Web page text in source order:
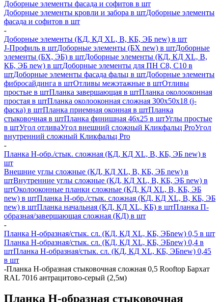
Доборные элементы фасада и софитов в шт
Доборные элементы кровли и забора в штДоборные элементы
фасада и софитов в шт
-
Доборные элементы (КД, КД XL, В, КБ, ЭБ new) в шт
J-Профиль в штДоборные элементы (БХ new) в штДоборные
элементы (БХ, ЭБ) в штДоборные элементы (КД, КД XL, В,
КБ, ЭБ new) в штДоборные элементы для ПН С8, С10 в
штДоборные элементы фасада фальц в штДоборные элементы
фибросайдинга в штОтливы межэтажные в штОтливы
простые в штПланка завершающая в штПланка околооконная
простая в штПланка околооконная сложная 300х50х18 (j-
фаска) в штПланка приемная оконная в штПланка
стыковочная в штПланка финишная 46х25 в штУглы простые
в штУгол отливаУгол внешний сложный Кликфальц ProУгол
внутренний сложный Кликфальц Pro
-
Планка H-обр./стык. сложная (КД, КД XL, В, КБ, ЭБ new) в
шт
Внешние углы сложные (КД, КД XL, В, КБ, ЭБ new) в
штВнутренние углы сложные (КД, КД XL, В, КБ, ЭБ new) в
штОколооконные планки сложные (КД, КД XL, В, КБ, ЭБ
new) в штПланка H-обр./стык. сложная (КД, КД XL, В, КБ, ЭБ
new) в штПланка начальная (КД, КД XL, КБ) в штПланка П-
образная/завершающая сложная (КД) в шт
-
Планка H-образная/стык. сл. (КД, КД XL, КБ, ЭБnew) 0,5 в шт
Планка H-образная/стык. сл. (КД, КД XL, КБ, ЭБnew) 0,4 в
штПланка H-образная/стык. сл. (КД, КД XL, КБ, ЭБnew) 0,45
в шт
-Планка Н-образная стыковочная сложная 0,5 Rooftop Бархат
RAL 7016 антрацитово-серый (2,5м)
Планка Н-образная стыковочная